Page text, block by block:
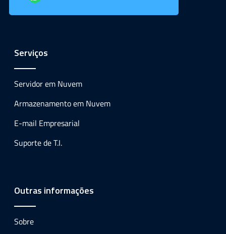
Serviços
Servidor em Nuvem
Armazenamento em Nuvem
E-mail Empresarial
Suporte de T.I.
Outras informações
Sobre